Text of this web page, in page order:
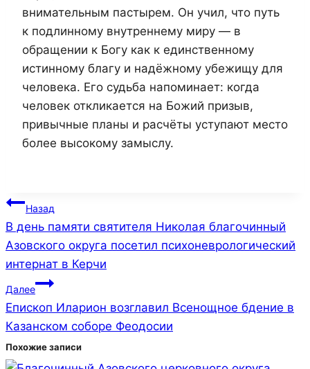
внимательным пастырем. Он учил, что путь
к подлинному внутреннему миру — в
обращении к Богу как к единственному
истинному благу и надёжному убежищу для
человека. Его судьба напоминает: когда
человек откликается на Божий призыв,
привычные планы и расчёты уступают место
более высокому замыслу.
Навигация
по
записям
Назад
В день памяти святителя Николая благочинный
Азовского округа посетил психоневрологический
интернат в Керчи
Далее
Епископ Иларион возглавил Всенощное бдение в
Казанском соборе Феодосии
Похожие записи